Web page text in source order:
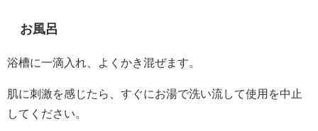
お風呂
浴槽に一滴入れ、よくかき混ぜます。
肌に刺激を感じたら、すぐにお湯で洗い流して使用を中止
してください。